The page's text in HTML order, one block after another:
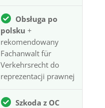
Obsługa po
polsku +
rekomendowany
Fachanwalt für
Verkehrsrecht do
reprezentacji prawnej
Szkoda z OC